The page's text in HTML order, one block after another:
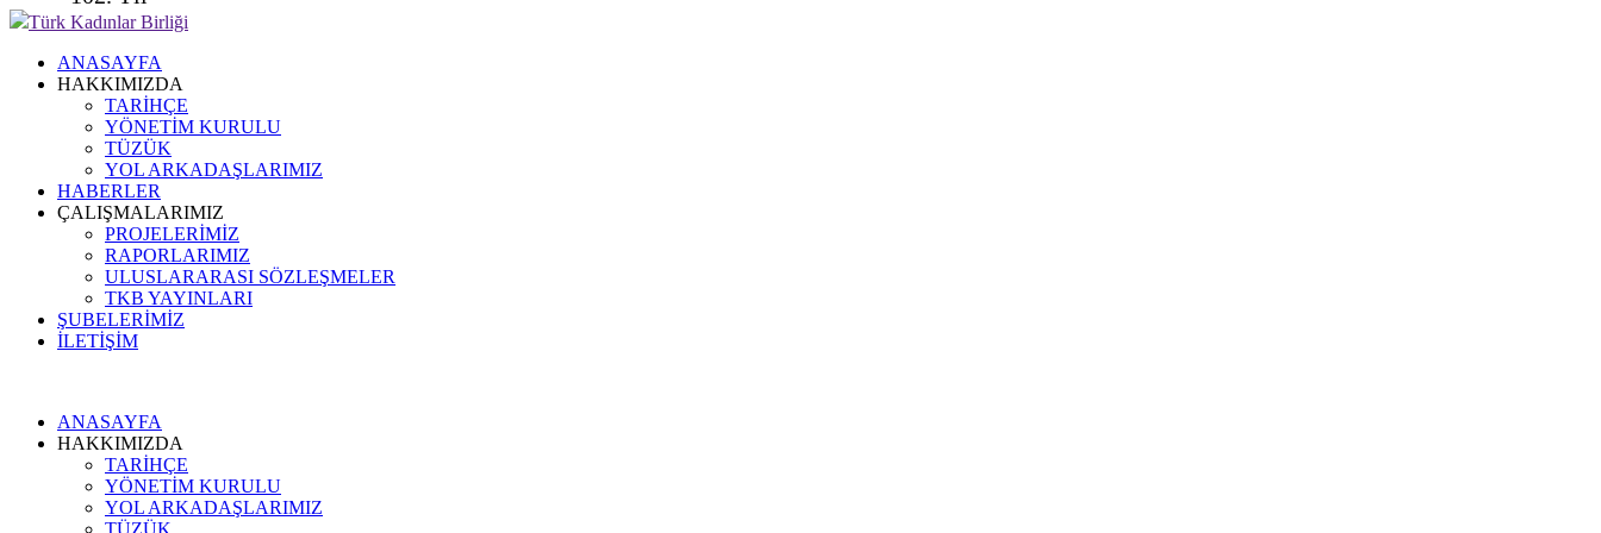
Türk Kadınlar Birliği
ANASAYFA
HAKKIMIZDA
TARİHÇE
YÖNETİM KURULU
TÜZÜK
YOL ARKADAŞLARIMIZ
HABERLER
ÇALIŞMALARIMIZ
PROJELERİMİZ
RAPORLARIMIZ
ULUSLARARASI SÖZLEŞMELER
TKB YAYINLARI
ŞUBELERİMİZ
İLETİŞİM
ANASAYFA
HAKKIMIZDA
TARİHÇE
YÖNETİM KURULU
YOL ARKADAŞLARIMIZ
TÜZÜK